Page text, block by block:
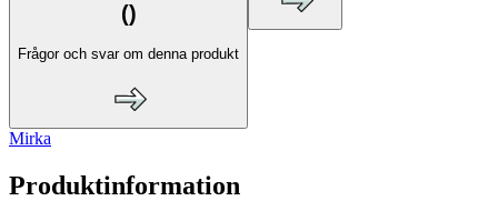
()
Frågor och svar om denna produkt
Mirka
Produktinformation